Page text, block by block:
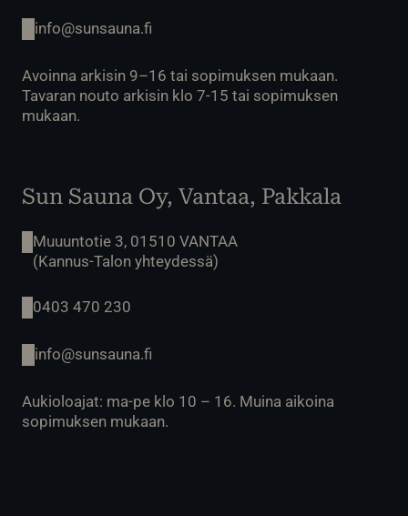
info@sunsauna.fi
Avoinna arkisin 9–16 tai sopimuksen mukaan.
Tavaran nouto arkisin klo 7-15 tai sopimuksen
mukaan.
Sun Sauna Oy, Vantaa, Pakkala
Muuuntotie 3, 01510 VANTAA
(Kannus-Talon yhteydessä)
0403 470 230
info@sunsauna.fi
Aukioloajat: ma-pe klo 10 – 16. Muina aikoina
sopimuksen mukaan.